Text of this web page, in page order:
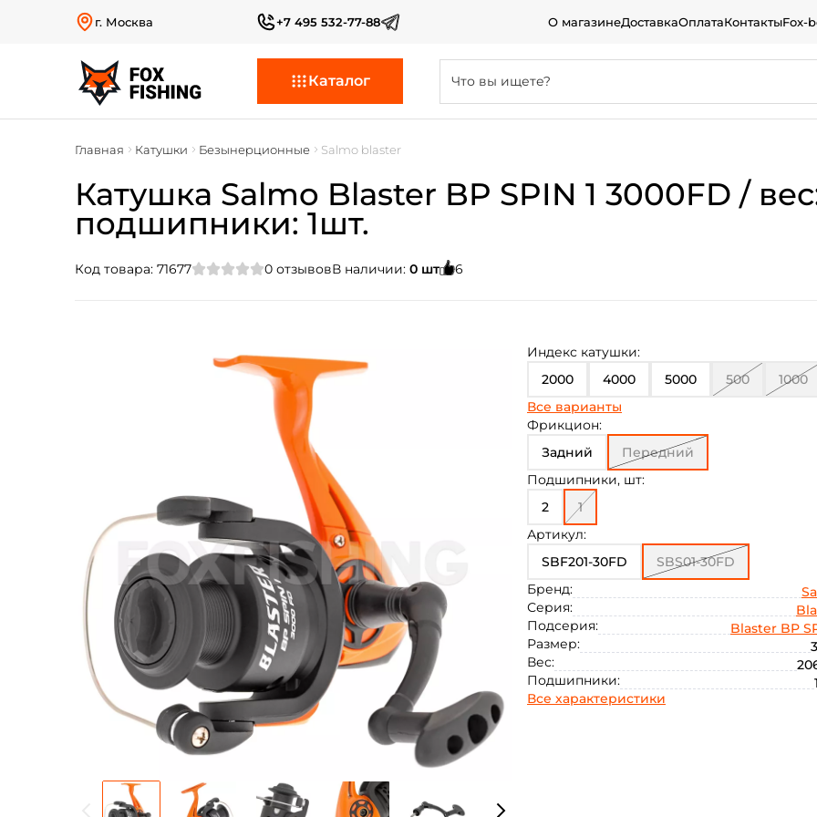
г. Москва +7 495 532-77-88 О магазинеДоставкаОплатаКонтактыFox-
Каталог
Главная Катушки Безынерционные Salmo blaster
Катушка Salmo Blaster BP SPIN 1 3000FD /
подшипники: 1шт.
Код товара: 71677 0 отзывовВ наличии: 0 шт 6
Индекс катушки:
2000
4000 5000 500 1000
3000 6000
Все варианты
Фрикцион:
Задний
Передний
Подшипники, шт:
2
1
Артикул:
SBF201-30FD
SBS01-30FD
Бренд:
Серия:
Подсерия:
Blaster BP
Размер:
Вес:
Подшипники:
Все характеристики